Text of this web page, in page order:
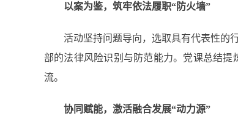
以案为鉴，筑牢依法履职“防火墙”
活动坚持问题导向，选取具有代表性的行
部的法律风险识别与防范能力。党课总结
流。
协同赋能，激活融合发展“动力源”